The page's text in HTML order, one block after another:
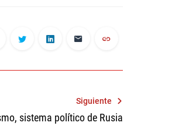
Siguiente
sistema político de Rusia